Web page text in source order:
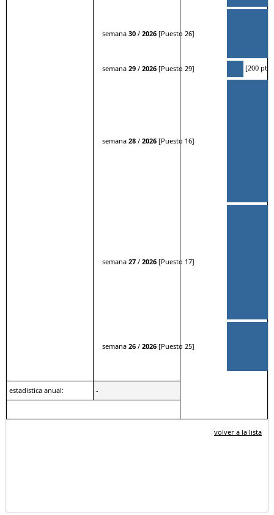
semana 30/ 2026[Puesto 26]
semana 29/ 2026[Puesto 29] [200 pts.]
semana 28/ 2026[Puesto 16]
semana 27/ 2026[Puesto 17]
semana 26/ 2026[Puesto 25]
estadistica anual: -
volver a la lista